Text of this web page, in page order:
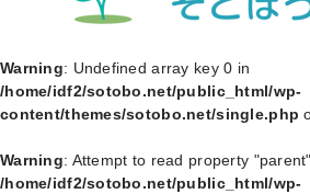
Warning: Undefined array key 0 in
/home/idf2/sotobo.net/public_html/wp-
content/themes/sotobo.net/single.php
Warning: Attempt to read property
/home/idf2/sotobo.net/public_html/wp-